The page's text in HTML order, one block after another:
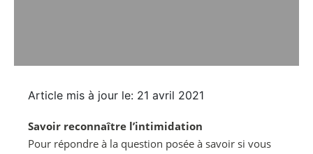
Article mis à jour le: 21 avril 2021
Savoir reconnaître l’intimidation
Pour répondre à la question posée à savoir si vous